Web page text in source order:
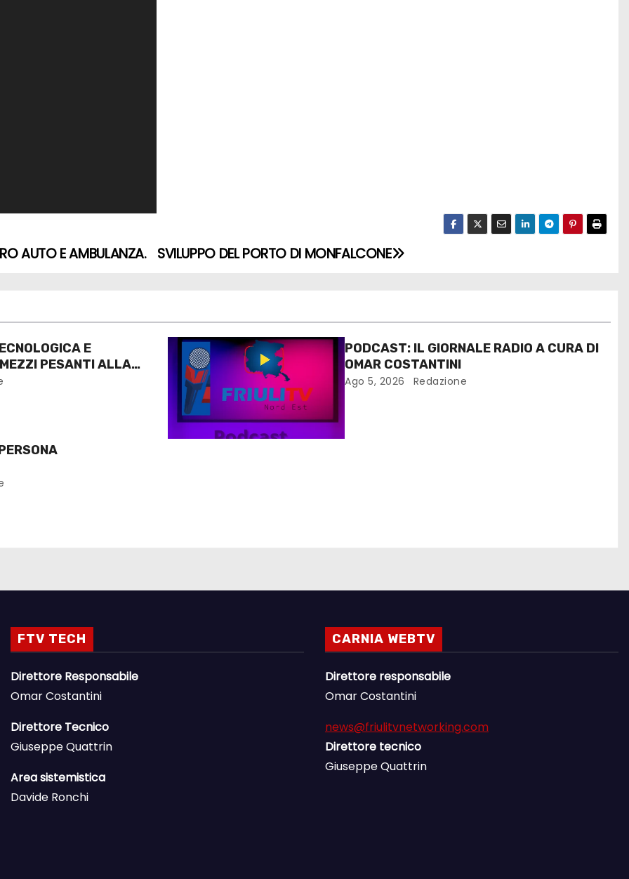
SVILUPPO DEL PORTO DI MONFALCONE
AUTO E AMBULANZA.
E
PESANTI ALLA
PODCAST: IL GIORNALE RADIO A CURA DI
OMAR COSTANTINI
Ago 5, 2026 Redazione
FTV TECH
Direttore Responsabile
Omar Costantini
Direttore Tecnico
Giuseppe Quattrin
Area sistemistica
Davide Ronchi
CARNIA WEBTV
Direttore responsabile
Omar Costantini
news@friulitvnetworking.com
Direttore tecnico
Giuseppe Quattrin